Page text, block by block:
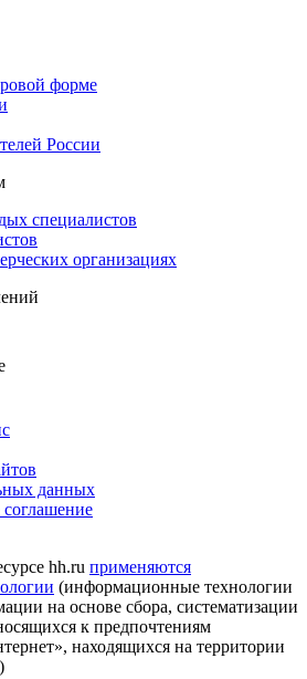
форме
России
специалистов
организациях
данных
соглашение
hh.ru применяются
(информационные технологии
на основе сбора, систематизации
к предпочтениям
находящихся на территории